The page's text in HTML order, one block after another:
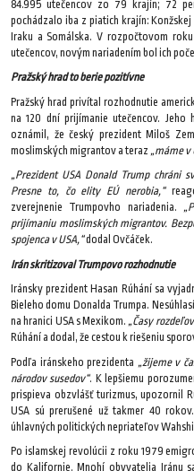
84.995 utečencov zo 79 krajín; 72
pochádzalo iba z piatich krajín:
Iraku a Somálska. V rozpočtovom
utečencov, novým nariadením bol ich
Pražský hrad to berie pozitívne
Pražský hrad privítal rozhodnutie
na 120 dní prijímanie utečencov.
oznámil, že český prezident Miloš
moslimských migrantov a teraz „máme v
„Prezident USA Donald Trump chráni
Presne to, čo elity EÚ nerobia,“
zverejnenie Trumpovho nariadenia.
prijímaniu moslimských migrantov.
spojenca v USA,“dodal Ovčáček.
Irán skritizoval Trumpovo rozhodnutie
Iránsky prezident Hasan Rúhání sa
Bieleho domu Donalda Trumpa.
na hranici USA s Mexikom.„Časy
Rúhání a dodal, že cestou k riešeniu
Podľa iránskeho prezidenta „žijeme v
národov susedov“. K lepšiemu
prispieva obzvlášť turizmus, upozornil
USA sú prerušené už takmer 40
úhlavných politických nepriateľov
Po islamskej revolúcii z roku 1979
do Kalifornie. Mnohí obyvatelia Iránu